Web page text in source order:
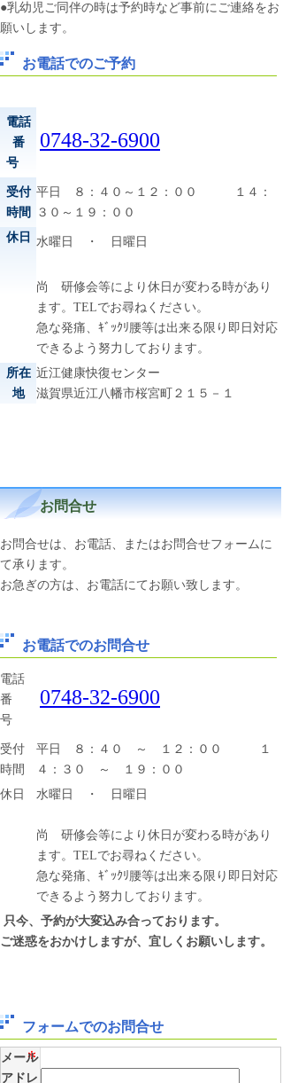
●乳幼児ご同伴の時は予約時など事前にご連絡をお
願いします。
お電話でのご予約
電話
番
号
0748-32-6900
受付
時間
平日 ８：４０～１２：００ １４：
３０～１９：００
休日 水曜日 ・ 日曜日
尚 研修会等により休日が変わる時があり
ます。TELでお尋ねください。
急な発痛、ｷﾞｯｸﾘ腰等は出来る限り即日対応
できるよう努力しております。
所在
地
近江健康快復センター
滋賀県近江八幡市桜宮町２１５－１
お問合せ
お問合せは、お電話、またはお問合せフォームに
て承ります。
お急ぎの方は、お電話にてお願い致します。
お電話でのお問合せ
電話
番
号
0748-32-6900
受付
時間
平日 ８：４０ ～ １２：００ １
４：３０ ～ １９：００
休日
水曜日 ・ 日曜日
尚 研修会等により休日が変わる時があり
ます。TELでお尋ねください。
急な発痛、ｷﾞｯｸﾘ腰等は出来る限り即日対応
できるよう努力しております。
只今、予約が大変込み合っております。
ご迷惑をおかけしますが、宜しくお願いします。
フォームでのお問合せ
メール
アドレ